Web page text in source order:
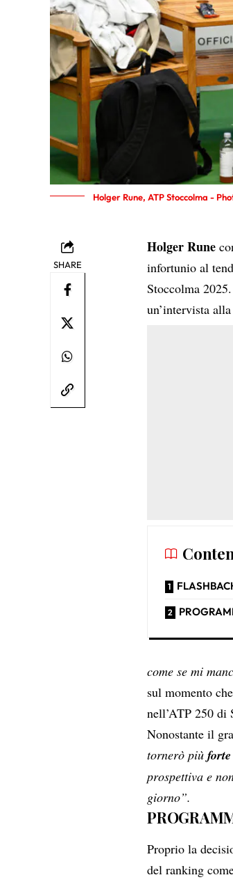
Holger Rune, ATP Stoccolma -
SHARE
Holger Rune
infortunio al
Stoccolma
un’intervista
come se mi
sul momento
nell’ATP 250 di
Nonostante il
tornerò più
prospettiva e
giorno”.
Proprio la
del ranking